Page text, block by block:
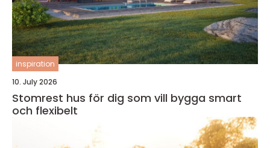
inspiration
10. July 2026
Stomrest hus för dig som vill bygga smart
och flexibelt